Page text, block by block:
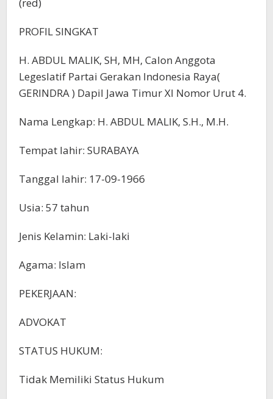
PROFIL SINGKAT
H. ABDUL MALIK, SH, MH, Calon Anggota
Legeslatif Partai Gerakan Indonesia Raya(
GERINDRA ) Dapil Jawa Timur XI Nomor Urut 4.
Nama Lengkap: H. ABDUL MALIK, S.H., M.H.
Tempat lahir: SURABAYA
Tanggal lahir: 17-09-1966
Usia: 57 tahun
Jenis Kelamin: Laki-laki
Agama: Islam
PEKERJAAN:
ADVOKAT
STATUS HUKUM:
Tidak Memiliki Status Hukum